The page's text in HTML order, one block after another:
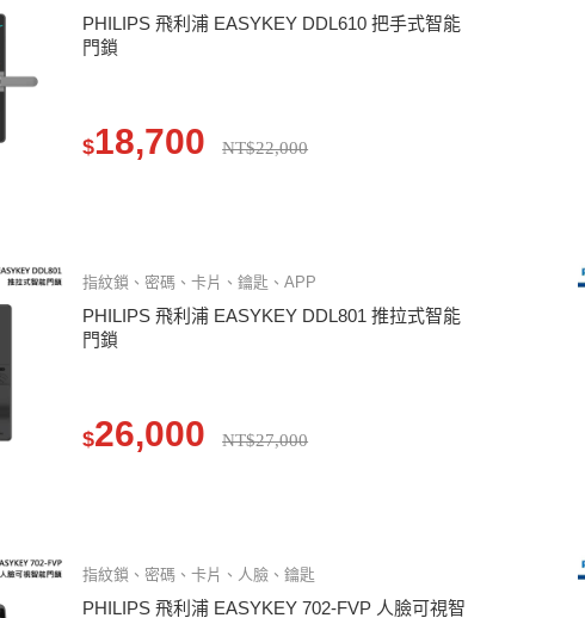
PHILIPS 飛利浦 EASYKEY DDL610 把手式智能
門鎖
$18,700 NT$22,000
指紋鎖、密碼、卡片、鑰匙、APP
PHILIPS 飛利浦 EASYKEY DDL801 推拉式智能
門鎖
$26,000 NT$27,000
指紋鎖、密碼、卡片、人臉、鑰匙
PHILIPS 飛利浦 EASYKEY 702-FVP 人臉可視智